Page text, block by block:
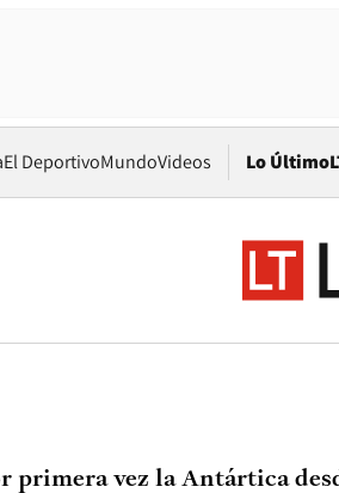
El DeportivoMundoVideos Lo Último
primera vez la Antártica